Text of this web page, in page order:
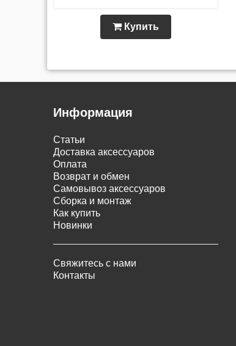
Купить
Информация
Статьи
Доставка аксессуаров
Оплата
Возврат и обмен
Самовывоз аксессуаров
Сборка и монтаж
Как купить
Новинки
Свяжитесь с нами
Контакты